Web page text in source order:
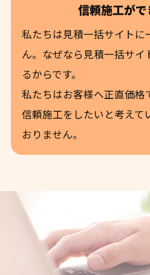
信頼施工が
私たちは見積一括サイトに
ん。なぜなら見積一括サ
るからです。
私たちはお客様へ正直価格
信頼施工をしたいと考えて
おりません。